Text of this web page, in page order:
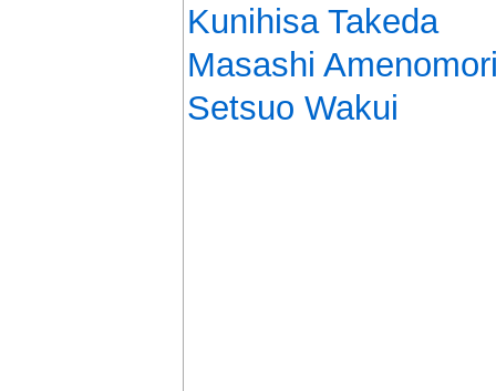
Kunihisa Takeda
Masashi
Setsuo Wakui